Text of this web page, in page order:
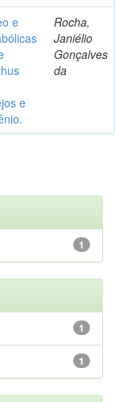
e
e
Rocha,
Janiélio
Gonçalves
da
1
1
1